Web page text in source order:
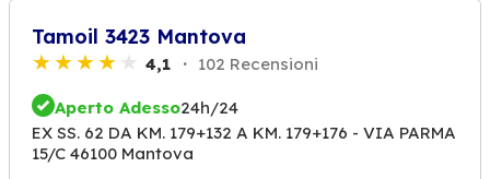
Tamoil 3423 Mantova
4,1 102 Recensioni
Aperto Adesso24h/24
EX SS. 62 DA KM. 179+132 A KM. 179+176 - VIA PARMA
15/C 46100 Mantova